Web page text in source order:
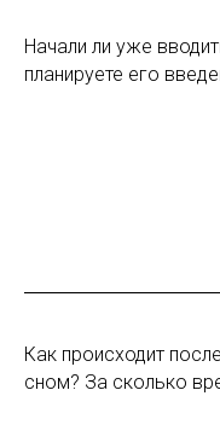
Начали ли уже
планируете его
Как происходит
сном? За сколько